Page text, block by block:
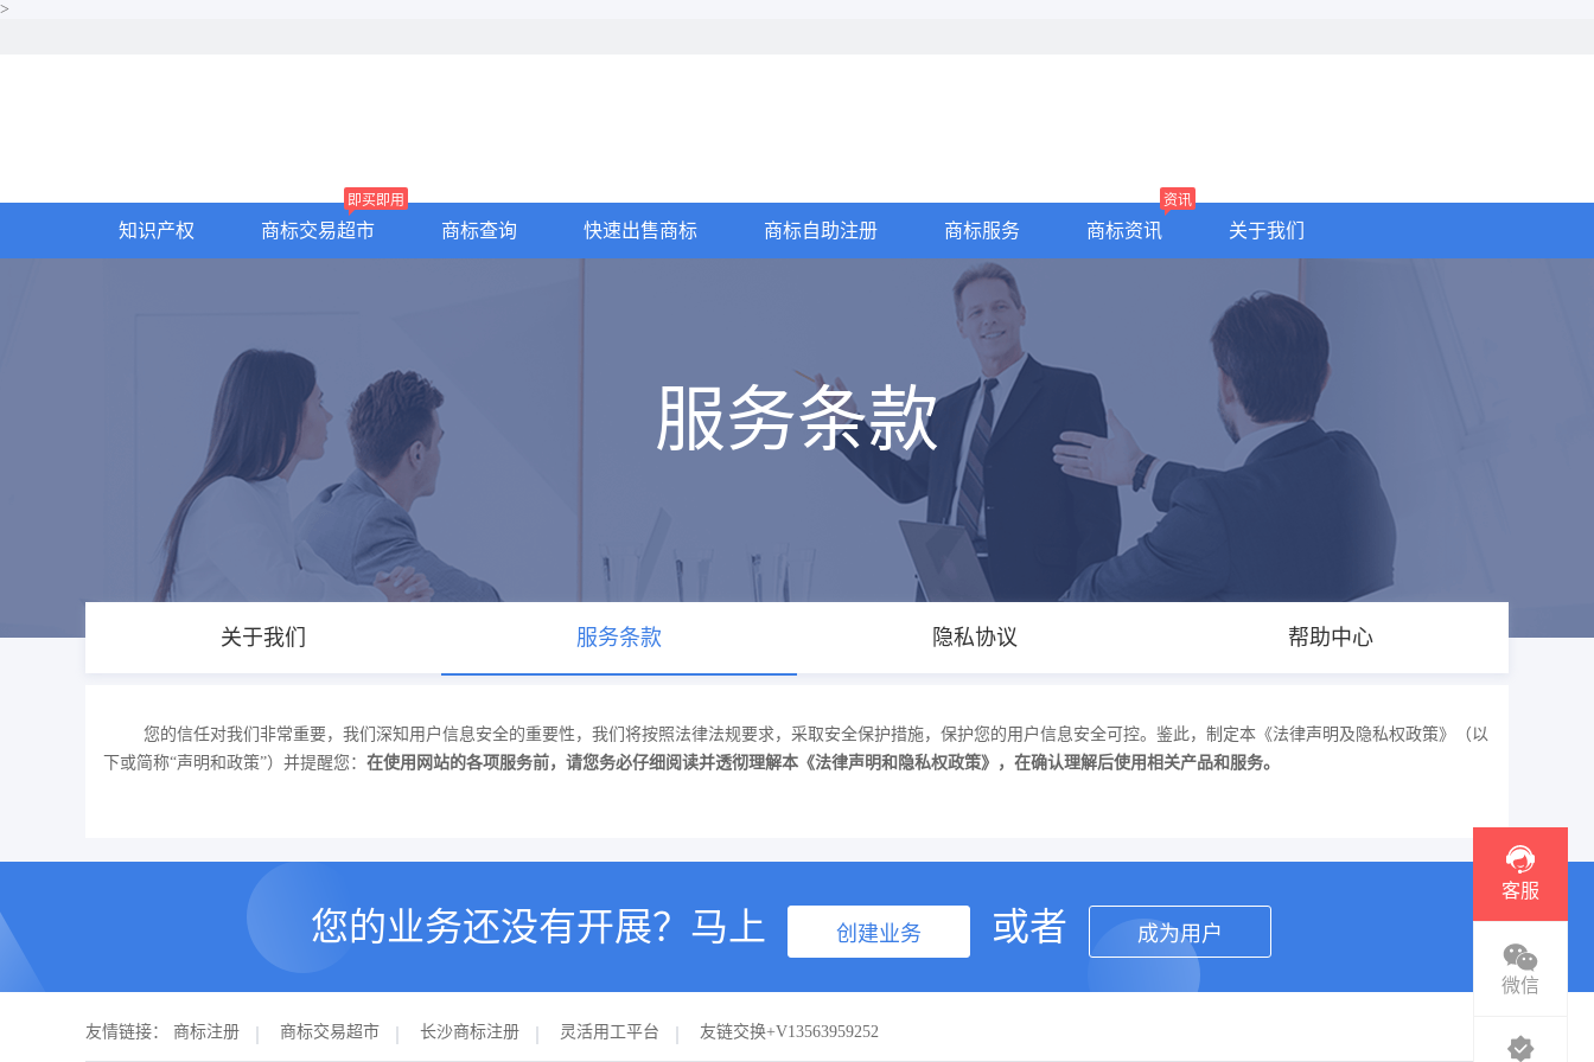
>
知识产权 商标交易超市
即买即用
商标查询 快速出售商标 商标自助注册 商标服务 商标资讯
资讯
关于我们
服务条款
关于我们 服务条款 隐私协议 帮助中心
您的信任对我们非常重要，我们深知用户信息安全的重要性，我们将按照法律法规要求，采取安全保护措施，保护您的用户信息安全可控。鉴此，制定本《法律声明及隐私权政策》（以
下或简称“声明和政策”）并提醒您： 在使用网站的各项服务前，请您务必仔细阅读并透彻理解本《法律声明和隐私权政策》，在确认理解后使用相关产品和服务。
您的业务还没有开展？马上 创建业务 或者 成为用户
友情链接： 商标注册 商标交易超市 长沙商标注册 灵活用工平台 友链交换+V13563959252
客服
微信